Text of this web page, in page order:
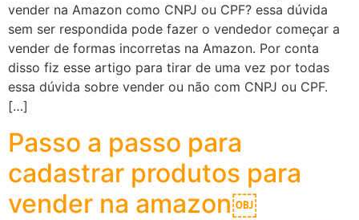
vender na Amazon como CNPJ ou CPF? essa dúvida
sem ser respondida pode fazer o vendedor começar a
vender de formas incorretas na Amazon. Por conta
disso fiz esse artigo para tirar de uma vez por todas
essa dúvida sobre vender ou não com CNPJ ou CPF.
[…]
Passo a passo para
cadastrar produtos para
vender na amazon￼